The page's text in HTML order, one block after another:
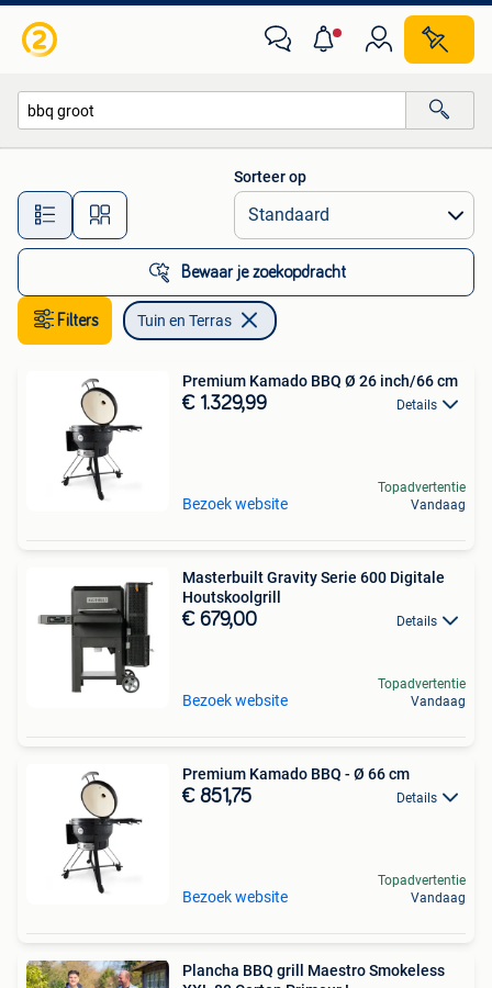
Alle afstanden…
Sorteer op
Bewaar je zoekopdracht
Filters Tuin en Terras
Premium Kamado BBQ Ø 26 inch/66 cm
€ 1.329,99 Details
Bezoek website
Topadvertentie
Vandaag
Masterbuilt Gravity Serie 600 Digitale
Houtskoolgrill
€ 679,00 Details
Bezoek website
Topadvertentie
Vandaag
Premium Kamado BBQ - Ø 66 cm
€ 851,75 Details
Bezoek website
Topadvertentie
Vandaag
Plancha BBQ grill Maestro Smokeless